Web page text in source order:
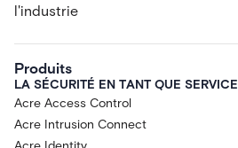
l'industrie
Produits
LA SÉCURITÉ EN TANT QUE SERVICE
Acre Access Control
Acre Intrusion Connect